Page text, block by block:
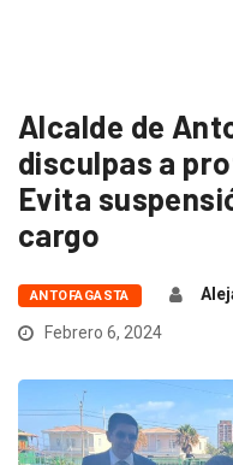
Alcalde de
disculpas a
Evita
cargo
ANTOFAGASTA
Febrero 6, 2024